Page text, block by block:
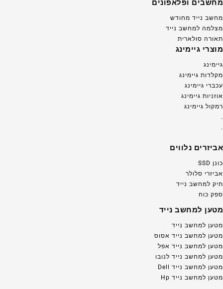
מחשבים ופלאפונים
מחשב נייד מחודש
מצלמה למחשב נייד
תאורה סולארית
מוצרי גיימינג
גיימינג
מקלדות גיימינג
עכברי גיימינג
אוזניות גיימינג
רמקול גיימינג
.
.
אביזרים נלווים
כונן SSD
אביזרי סלולר
תיק למחשב נייד
ספק כוח
מטען למחשב נייד
מטען למחשב נייד
מטען למחשב נייד אסוס
מטען למחשב נייד אפל
מטען למחשב נייד לנובו
מטען למחשב נייד Dell
מטען למחשב נייד Hp